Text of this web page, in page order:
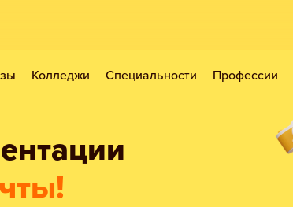
Колледжи Специальности Профессии